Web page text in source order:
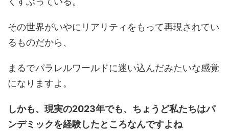
その世界がいやにリアリティをもって再現されてい
るものだから、
まるでパラレルワールドに迷い込んだみたいな感覚
になりますよ。
しかも、現実の2023年でも、ちょうど私たちはパ
ンデミックを経験したところなんですよね